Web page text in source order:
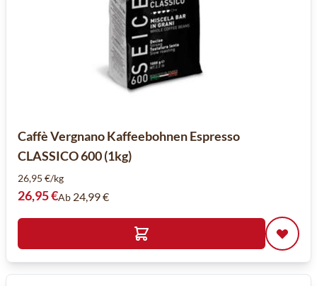
Caffè Vergnano Kaffeebohnen Espresso
CLASSICO 600 (1kg)
26,95 €/kg
26,95 €Ab 24,99 €